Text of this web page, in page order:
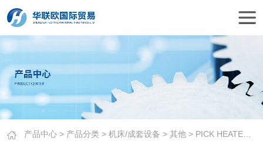
产品中心 > 产品分类 >机床/成套设备 >其他 > PICK HEATERS加热器